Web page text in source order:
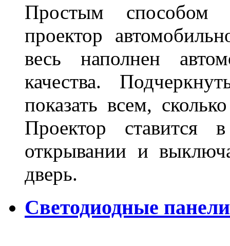
Простым способом
проектор
весь наполнен
качества.
показать всем,
Проектор ставится
открывании и
дверь.
Светодиодные